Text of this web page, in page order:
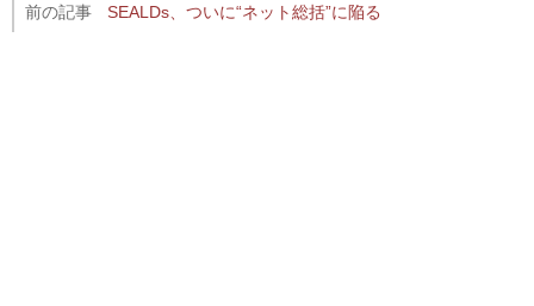
前の記事
SEALDs、ついに“ネット総括”に陥る